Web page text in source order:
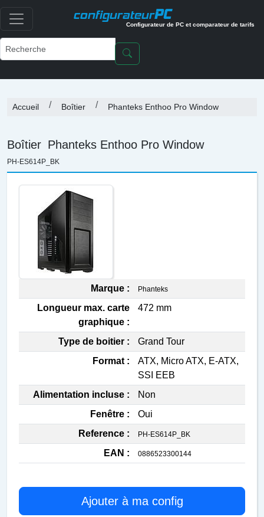
configurateurPC
Configurateur de PC et comparateur de tarifs
Accueil Boîtier Phanteks Enthoo Pro Window
Boîtier Phanteks Enthoo Pro Window
PH-ES614P_BK
Marque : Phanteks
Longueur max. carte
graphique :
472 mm
Type de boitier :
Grand Tour
Format :
ATX, Micro ATX, E-ATX,
SSI EEB
Alimentation incluse :
Non
Fenêtre :
Oui
Reference :
PH-ES614P_BK
EAN : 0886523300144
Ajouter à ma config